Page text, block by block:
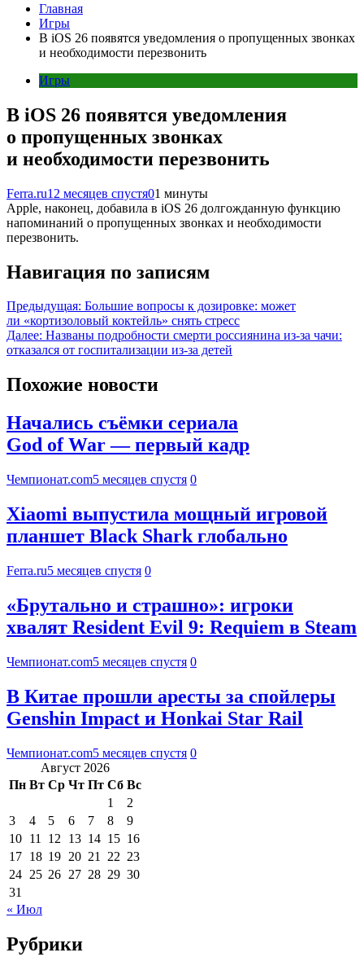
Главная
Игры
В iOS 26 появятся уведомления о пропущенных звонках
и необходимости перезвонить
Игры
В iOS 26 появятся уведомления
о пропущенных звонках
и необходимости перезвонить
Ferra.ru12 месяцев спустя01 минуты
Apple, наконец, добавила в iOS 26 долгожданную функцию
напоминаний о пропущенных звонках и необходимости
перезвонить.
Навигация по записям
Предыдущая: Большие вопросы к дозировке: может
ли «кортизоловый коктейль» снять стресс
Далее: Названы подробности смерти россиянина из-за чачи:
отказался от госпитализации из-за детей
Похожие новости
Начались съёмки сериала
God of War — первый кадр
Чемпионат.com5 месяцев спустя 0
Xiaomi выпустила мощный игровой
планшет Black Shark глобально
Ferra.ru5 месяцев спустя 0
«Брутально и страшно»: игроки
хвалят Resident Evil 9: Requiem в Steam
Чемпионат.com5 месяцев спустя 0
В Китае прошли аресты за спойлеры
Genshin Impact и Honkai Star Rail
Чемпионат.com5 месяцев спустя 0
Август 2026
Пн Вт Ср Чт Пт Сб Вс
1
2
3
4 5 6 7 8
9
10 11 12 13 14 15 16
17 18 19 20 21 22 23
24 25 26 27 28 29 30
31
« Июл
Рубрики